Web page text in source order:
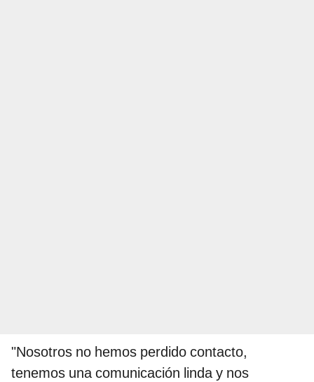
"Nosotros no hemos perdido contacto,
tenemos una comunicación linda y nos